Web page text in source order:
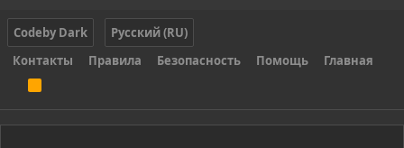
Codeby Dark
Русский (RU)
Контакты
Правила Безопасность Помощь Главная
S